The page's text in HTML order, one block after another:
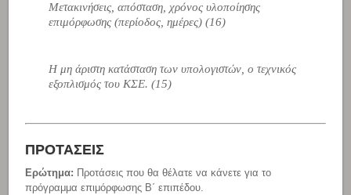
Μετακινήσεις, απόσταση, χρόνος υλοποίησης
επιμόρφωσης (περίοδος, ημέρες) (16)
Η μη άριστη κατάσταση των υπολογιστών, ο τεχνικός
εξοπλισμός του ΚΣΕ. (15)
ΠΡΟΤΑΣΕΙΣ
Ερώτημα: Προτάσεις που θα θέλατε να κάνετε για το
πρόγραμμα επιμόρφωσης Β΄ επιπέδου.